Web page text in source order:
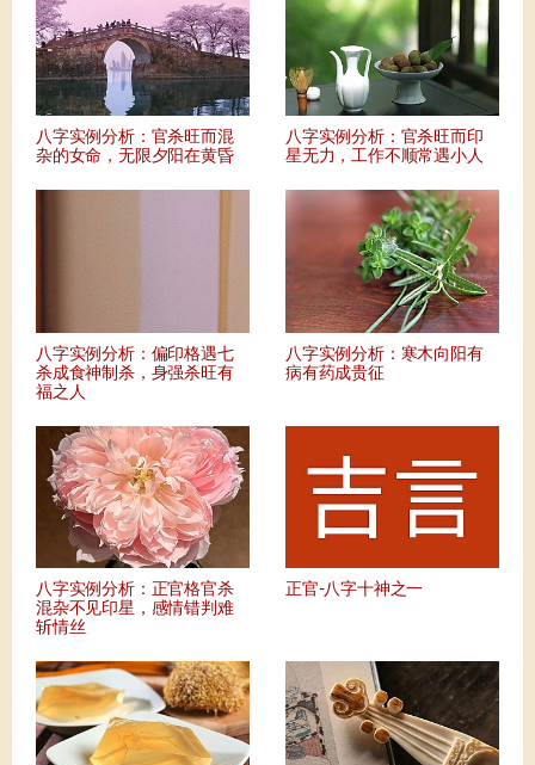
八字实例分析：官杀旺而混
杂的女命，无限夕阳在黄昏
八字实例分析：官杀旺而印
星无力，工作不顺常遇小人
八字实例分析：偏印格遇七
杀成食神制杀，身强杀旺有
福之人
八字实例分析：寒木向阳有
病有药成贵征
八字实例分析：正官格官杀
混杂不见印星，感情错判难
斩情丝
正官-八字十神之一